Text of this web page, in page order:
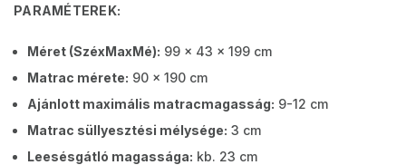
PARAMÉTEREK:
Méret (SzéxMaxMé): 99 x 43 x 199 cm
Matrac mérete: 90 x 190 cm
Ajánlott maximális matracmagasság: 9-12 cm
Matrac süllyesztési mélysége: 3 cm
Leesésgátló magassága: kb. 23 cm